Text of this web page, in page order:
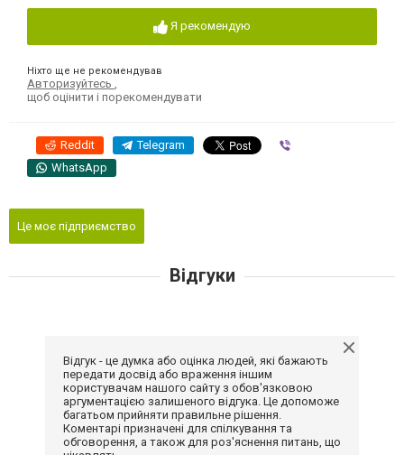
Я рекомендую
Ніхто ще не рекомендував
Авторизуйтесь
щоб оцінити і порекомендувати
Reddit Telegram
WhatsApp
Це моє підприємство
Відгуки
Відгук - це думка або оцінка людей, які бажають
передати досвід або враження іншим
користувачам нашого сайту з обов'язковою
аргументацією залишеного відгука. Це допоможе
багатьом прийняти правильне рішення.
Коментарі призначені для спілкування та
обговорення, а також для роз'яснення питань, що